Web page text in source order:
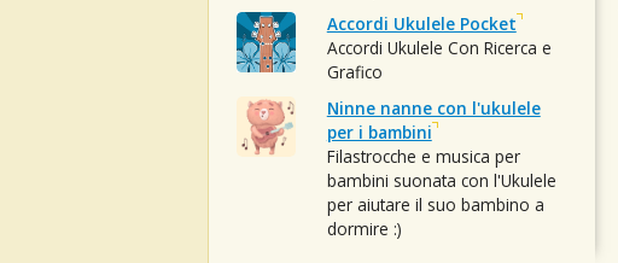
Accordi Ukulele Pocket
Accordi Ukulele Con Ricerca e
Grafico
Ninne nanne con l'ukulele
per i bambini
Filastrocche e musica per
bambini suonata con l'Ukulele
per aiutare il suo bambino a
dormire :)